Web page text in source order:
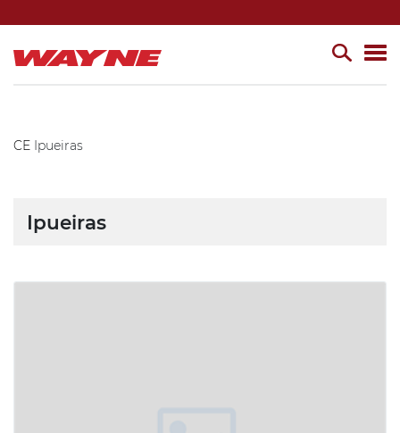
CE Ipueiras
Ipueiras